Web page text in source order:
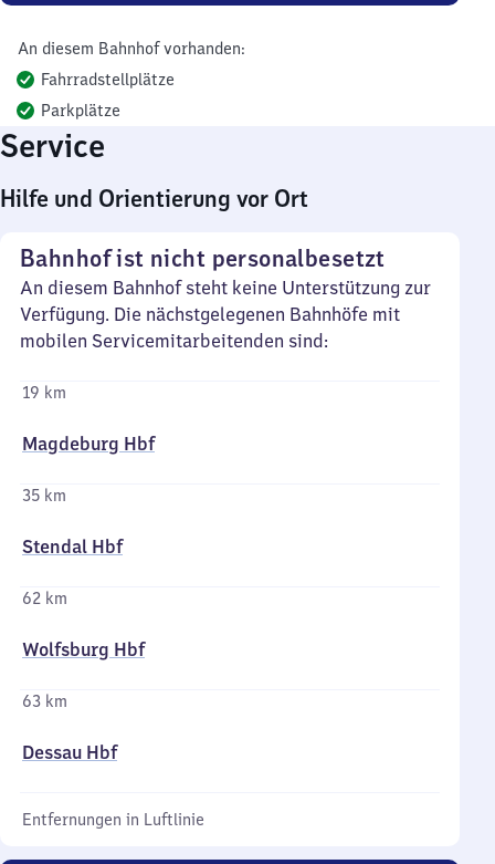
An diesem Bahnhof vorhanden:
Fahrradstellplätze
Parkplätze
Service
Hilfe und Orientierung vor Ort
Bahnhof ist nicht personalbesetzt
An diesem Bahnhof steht keine Unterstützung zur
Verfügung. Die nächstgelegenen Bahnhöfe mit
mobilen Servicemitarbeitenden sind:
19 km
Magdeburg Hbf
35 km
Stendal Hbf
62 km
Wolfsburg Hbf
63 km
Dessau Hbf
Entfernungen in Luftlinie